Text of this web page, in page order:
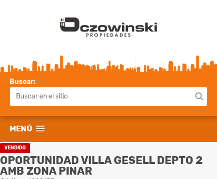
Buscar:
MENÚ
VENDIDO
OPORTUNIDAD VILLA GESELL DEPTO 2
AMB ZONA PINAR